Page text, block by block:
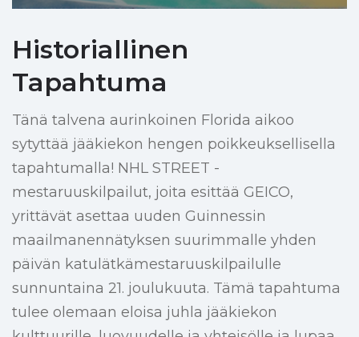
Historiallinen
Tapahtuma
Tänä talvena aurinkoinen Florida aikoo
sytyttää jääkiekon hengen poikkeuksellisella
tapahtumalla! NHL STREET -
mestaruuskilpailut, joita esittää GEICO,
yrittävät asettaa uuden Guinnessin
maailmanennätyksen suurimmalle yhden
päivän katulätkämestaruuskilpailulle
sunnuntaina 21. joulukuuta. Tämä tapahtuma
tulee olemaan eloisa juhla jääkiekon